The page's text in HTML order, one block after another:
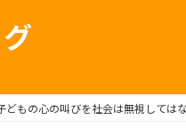
もの心の叫びを社会は無視しては